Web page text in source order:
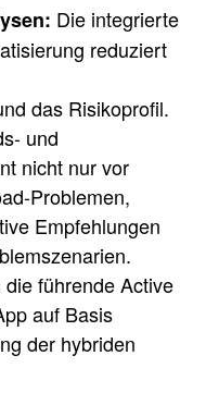
Die integrierte
reduziert
das Risikoprofil.
und
nicht nur vor
Problemen,
Empfehlungen
führende Active
auf Basis
der hybriden